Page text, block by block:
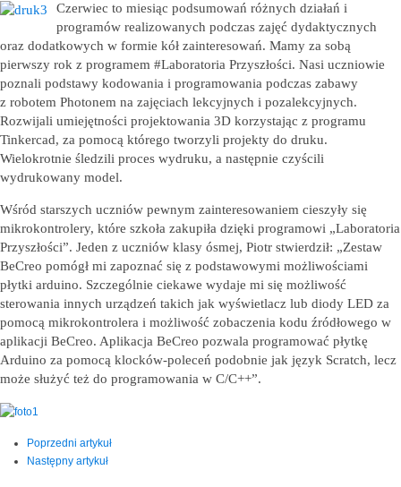
Czerwiec to miesiąc podsumowań różnych działań i
programów realizowanych podczas zajęć dydaktycznych
oraz dodatkowych w formie kół zainteresowań. Mamy za sobą
pierwszy rok z programem #Laboratoria Przyszłości. Nasi uczniowie
poznali podstawy kodowania i programowania podczas zabawy
z robotem Photonem na zajęciach lekcyjnych i pozalekcyjnych.
Rozwijali umiejętności projektowania 3D korzystając z programu
Tinkercad, za pomocą którego tworzyli projekty do druku.
Wielokrotnie śledzili proces wydruku, a następnie czyścili
wydrukowany model.
Wśród starszych uczniów pewnym zainteresowaniem cieszyły się
mikrokontrolery, które szkoła zakupiła dzięki programowi „Laboratoria
Przyszłości”. Jeden z uczniów klasy ósmej, Piotr stwierdził: „Zestaw
BeCreo pomógł mi zapoznać się z podstawowymi możliwościami
płytki arduino. Szczególnie ciekawe wydaje mi się możliwość
sterowania innych urządzeń takich jak wyświetlacz lub diody LED za
pomocą mikrokontrolera i możliwość zobaczenia kodu źródłowego w
aplikacji BeCreo. Aplikacja BeCreo pozwala programować płytkę
Arduino za pomocą klocków-poleceń podobnie jak język Scratch, lecz
może służyć też do programowania w C/C++”.
Poprzedni artykuł
Następny artykuł